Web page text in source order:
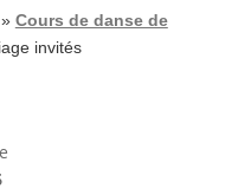
» Cours de danse de
invités